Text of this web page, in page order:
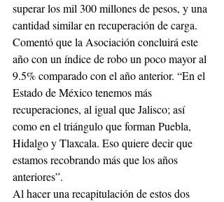
superar los mil 300 millones de pesos, y una
cantidad similar en recuperación de carga.
Comentó que la Asociación concluirá este
año con un índice de robo un poco mayor al
9.5% comparado con el año anterior. “En el
Estado de México tenemos más
recuperaciones, al igual que Jalisco; así
como en el triángulo que forman Puebla,
Hidalgo y Tlaxcala. Eso quiere decir que
estamos recobrando más que los años
anteriores”.
Al hacer una recapitulación de estos dos